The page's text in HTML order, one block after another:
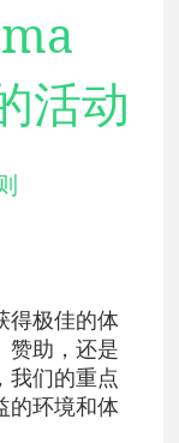
活动
得极佳的体
赞助，还是
我们的重点
的环境和体